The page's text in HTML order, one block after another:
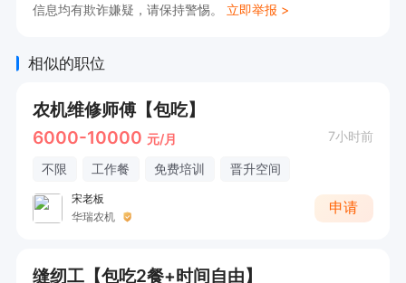
信息均有欺诈嫌疑，请保持警惕。 立即举报 >
相似的职位
农机维修师傅【包吃】
6000-10000 元/月 7小时前
不限 工作餐 免费培训 晋升空间
宋老板
华瑞农机
申请
缝纫工【包吃2餐+时间自由】